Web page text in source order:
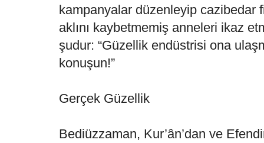
kampanyalar düzenleyip cazibedar
aklını kaybetmemiş anneleri ikaz
şudur: “Güzellik endüstrisi ona
konuşun!”
Gerçek Güzellik
Bediüzzaman, Kur’ân’dan ve